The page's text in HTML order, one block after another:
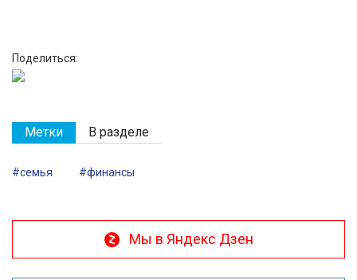
Поделиться:
Метки В разделе
#семья #финансы
Мы в Яндекс Дзен